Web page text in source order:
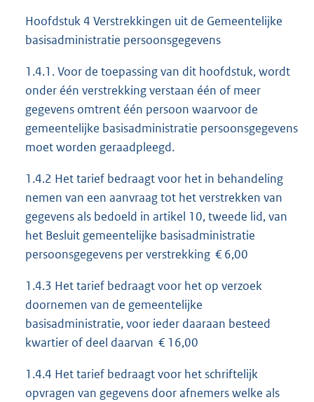
Hoofdstuk 4 Verstrekkingen uit de Gemeentelijke
basisadministratie persoonsgegevens
1.4.1. Voor de toepassing van dit hoofdstuk, wordt
onder één verstrekking verstaan één of meer
gegevens omtrent één persoon waarvoor de
gemeentelijke basisadministratie persoonsgegevens
moet worden geraadpleegd.
1.4.2 Het tarief bedraagt voor het in behandeling
nemen van een aanvraag tot het verstrekken van
gegevens als bedoeld in artikel 10, tweede lid, van
het Besluit gemeentelijke basisadministratie
persoonsgegevens per verstrekking € 6,00
1.4.3 Het tarief bedraagt voor het op verzoek
doornemen van de gemeentelijke
basisadministratie, voor ieder daaraan besteed
kwartier of deel daarvan € 16,00
1.4.4 Het tarief bedraagt voor het schriftelijk
opvragen van gegevens door afnemers welke als